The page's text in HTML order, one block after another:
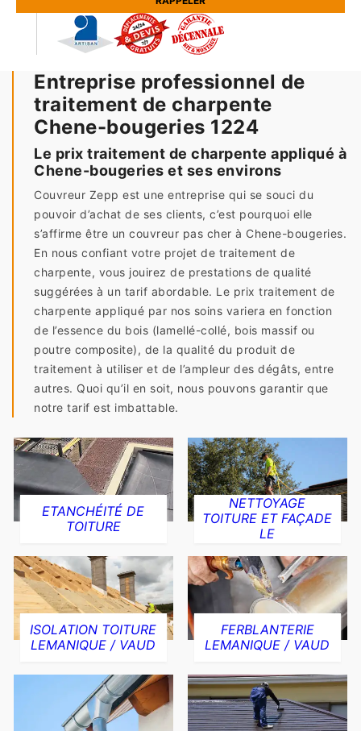
Entreprise professionnel de
traitement de charpente
Chene-bougeries 1224
Le prix traitement de charpente appliqué à
Chene-bougeries et ses environs
Couvreur Zepp est une entreprise qui se souci du
pouvoir d’achat de ses clients, c’est pourquoi elle
s’affirme être un couvreur pas cher à Chene-bougeries.
En nous confiant votre projet de traitement de
charpente, vous jouirez de prestations de qualité
suggérées à un tarif abordable. Le prix traitement de
charpente appliqué par nos soins variera en fonction
de l’essence du bois (lamellé-collé, bois massif ou
poutre composite), de la qualité du produit de
traitement à utiliser et de l’ampleur des dégâts, entre
autres. Quoi qu’il en soit, nous pouvons garantir que
notre tarif est imbattable.
ETANCHÉITÉ DE
TOITURE
NETTOYAGE
TOITURE ET FAÇADE
LE
ISOLATION TOITURE
LEMANIQUE / VAUD
FERBLANTERIE
LEMANIQUE / VAUD